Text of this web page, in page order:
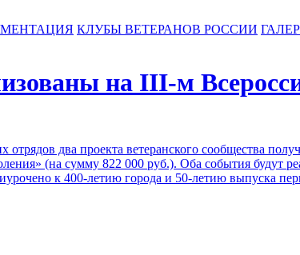
КЛУБЫ ВЕТЕРАНОВ РОССИИ
на III-м
отрядов два проекта ветеранского сообщества
(на сумму 822 000 руб.). Оба события будут
к 400-летию города и 50-летию выпуска